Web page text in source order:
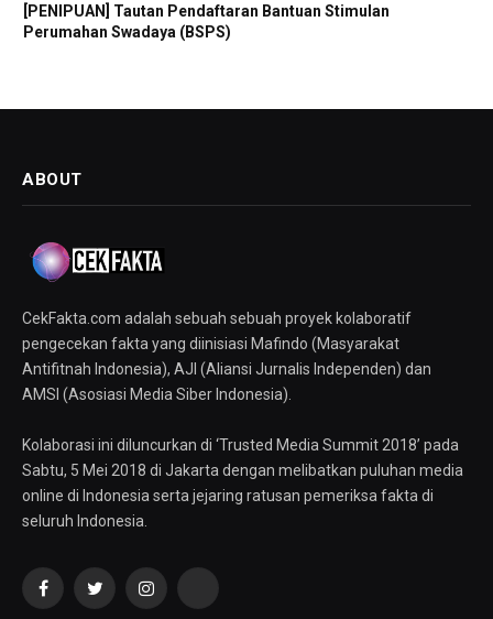
[PENIPUAN] Tautan Pendaftaran Bantuan Stimulan
Perumahan Swadaya (BSPS)
ABOUT
CekFakta.com adalah sebuah sebuah proyek kolaboratif
pengecekan fakta yang diinisiasi Mafindo (Masyarakat
Antifitnah Indonesia), AJI (Aliansi Jurnalis Independen) dan
AMSI (Asosiasi Media Siber Indonesia).
Kolaborasi ini diluncurkan di ‘Trusted Media Summit 2018’ pada
Sabtu, 5 Mei 2018 di Jakarta dengan melibatkan puluhan media
online di Indonesia serta jejaring ratusan pemeriksa fakta di
seluruh Indonesia.
FacebookTwitterInstagramYouTube